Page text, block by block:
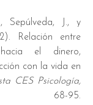
Sepúlveda, J., y
Relación entre
hacia el dinero,
con la vida en
CES Psicología,
95.